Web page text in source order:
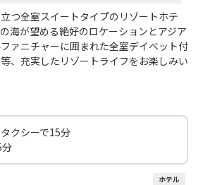
つ全室スイートタイプのリゾートホテ
海が望める絶好のロケーションとアジア
ァニチャーに囲まれた全室デイベット付
、充実したリゾートライフをお楽しみい
クシーで15分
ホテル